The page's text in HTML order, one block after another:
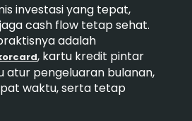
investasi yang tepat,
cash flow tetap sehat.
adalah
, kartu kredit pintar
atur pengeluaran bulanan,
waktu, serta tetap